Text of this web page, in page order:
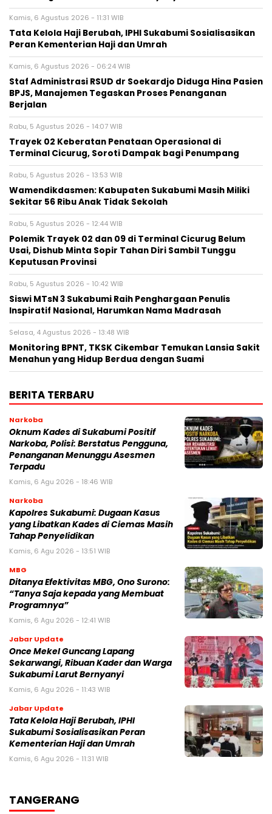
Kamis, 6 Agustus 2026 - 11:31 WIB
Tata Kelola Haji Berubah, IPHI Sukabumi Sosialisasikan
Peran Kementerian Haji dan Umrah
Kamis, 6 Agustus 2026 - 06:24 WIB
Staf Administrasi RSUD dr Soekardjo Diduga Hina Pasien
BPJS, Manajemen Tegaskan Proses Penanganan
Berjalan
Rabu, 5 Agustus 2026 - 14:07 WIB
‎Trayek 02 Keberatan Penataan Operasional di
Terminal Cicurug, Soroti Dampak bagi Penumpang
Rabu, 5 Agustus 2026 - 13:53 WIB
Wamendikdasmen: Kabupaten Sukabumi Masih Miliki
Sekitar 56 Ribu Anak Tidak Sekolah
Rabu, 5 Agustus 2026 - 12:44 WIB
Polemik Trayek 02 dan 09 di Terminal Cicurug Belum
Usai, Dishub Minta Sopir Tahan Diri Sambil Tunggu
Keputusan Provinsi
Rabu, 5 Agustus 2026 - 10:42 WIB
‎Siswi MTsN 3 Sukabumi Raih Penghargaan Penulis
Inspiratif Nasional, Harumkan Nama Madrasah‎
Selasa, 4 Agustus 2026 - 13:48 WIB
‎Monitoring BPNT, TKSK Cikembar Temukan Lansia Sakit
Menahun yang Hidup Berdua dengan Suami
BERITA TERBARU
Narkoba
Oknum Kades di Sukabumi Positif
Narkoba, Polisi: Berstatus Pengguna,
Penanganan Menunggu Asesmen
Terpadu
Kamis, 6 Agu 2026 - 18:46 WIB
Narkoba
Kapolres Sukabumi: Dugaan Kasus
yang Libatkan Kades di Ciemas Masih
Tahap Penyelidikan
Kamis, 6 Agu 2026 - 13:51 WIB
MBG
‎Ditanya Efektivitas MBG, Ono Surono:
“Tanya Saja kepada yang Membuat
Programnya”‎
Kamis, 6 Agu 2026 - 12:41 WIB
Jabar Update
Once Mekel Guncang Lapang
Sekarwangi, Ribuan Kader dan Warga
Sukabumi Larut Bernyanyi
Kamis, 6 Agu 2026 - 11:43 WIB
Jabar Update
Tata Kelola Haji Berubah, IPHI
Sukabumi Sosialisasikan Peran
Kementerian Haji dan Umrah
Kamis, 6 Agu 2026 - 11:31 WIB
TANGERANG